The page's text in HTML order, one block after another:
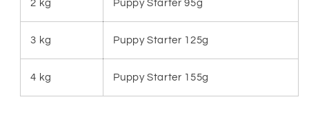
2 kg Puppy Starter 95g
3 kg Puppy Starter 125g
4 kg Puppy Starter 155g